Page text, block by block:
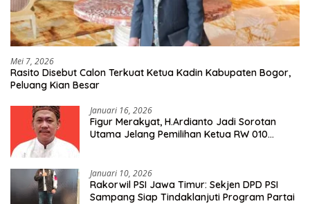
Mei 7, 2026
Rasito Disebut Calon Terkuat Ketua Kadin Kabupaten Bogor,
Peluang Kian Besar
Januari 16, 2026
Figur Merakyat, H.Ardianto Jadi Sorotan
Utama Jelang Pemilihan Ketua RW 010
Januari 10, 2026
Rakorwil PSI Jawa Timur: Sekjen DPD PSI
Sampang Siap Tindaklanjuti Program Partai